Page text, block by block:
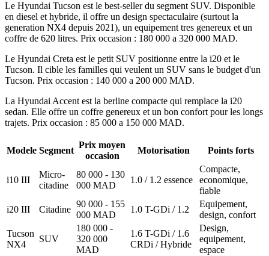
Le Hyundai Tucson est le best-seller du segment SUV. Disponible
en diesel et hybride, il offre un design spectaculaire (surtout la
generation NX4 depuis 2021), un equipement tres genereux et un
coffre de 620 litres. Prix occasion : 180 000 a 320 000 MAD.
Le Hyundai Creta est le petit SUV positionne entre la i20 et le
Tucson. Il cible les familles qui veulent un SUV sans le budget d'un
Tucson. Prix occasion : 140 000 a 200 000 MAD.
La Hyundai Accent est la berline compacte qui remplace la i20
sedan. Elle offre un coffre genereux et un bon confort pour les longs
trajets. Prix occasion : 85 000 a 150 000 MAD.
Modele Segment
Prix moyen
occasion
Motorisation Points forts
i10 III
Micro-
citadine
80 000 - 130
000 MAD
1.0 / 1.2 essence
Compacte,
economique,
fiable
i20 III
Citadine
90 000 - 155
000 MAD
1.0 T-GDi / 1.2
Equipement,
design, confort
Tucson
NX4
SUV
180 000 -
320 000
MAD
1.6 T-GDi / 1.6
CRDi / Hybride
Design,
equipement,
espace